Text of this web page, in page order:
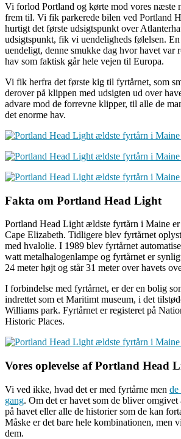
Vi forlod Portland og kørte mod vores næste
frem til. Vi fik parkerede bilen ved Portland
hurtigt det første udsigtspunkt over
udsigtspunkt, fik vi uendeligheds følelsen.
uendeligt, denne smukke dag hvor havet var
hav som faktisk går hele vejen til Europa.
Vi fik herfra det første kig til fyrtårnet, som
derover på klippen med udsigten ud over
advare mod de forrevne klipper, til alle de
det enorme hav.
Fakta om Portland Head Light
Portland Head Light ældste fyrtårn i Maine
Cape Elizabeth. Tidligere blev fyrtårnet
med hvalolie. I 1989 blev fyrtårnet
watt metalhalogenlampe og fyrtårnet er
24 meter højt og står 31 meter over havets
I forbindelse med fyrtårnet, er der en bolig
indrettet som et Maritimt museum, i det
Williams park. Fyrtårnet er registeret på
Historic Places.
Vores oplevelse af Portland Head
Vi ved ikke, hvad det er med fyrtårne men de
gang. Om det er havet som de bliver
på havet eller alle de historier som de kan
Måske er det bare hele kombinationen, men
dem.